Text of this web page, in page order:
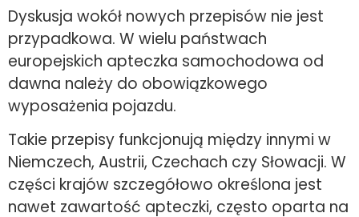
Dyskusja wokół nowych przepisów nie jest
przypadkowa. W wielu państwach
europejskich apteczka samochodowa od
dawna należy do obowiązkowego
wyposażenia pojazdu.
Takie przepisy funkcjonują między innymi w
Niemczech, Austrii, Czechach czy Słowacji. W
części krajów szczegółowo określona jest
nawet zawartość apteczki, często oparta na